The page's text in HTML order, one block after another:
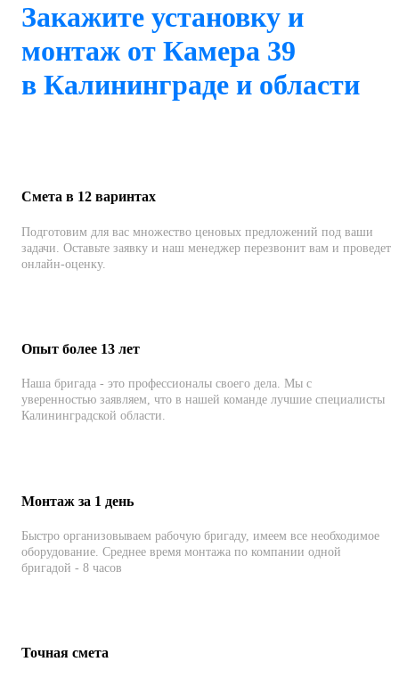
Закажите установку и
монтаж от Камера 39
в Калининграде и области
Смета в 12 варинтах
Подготовим для вас множество ценовых предложений под ваши
задачи. Оставьте заявку и наш менеджер перезвонит вам и проведет
онлайн-оценку.
Опыт более 13 лет
Наша бригада - это профессионалы своего дела. Мы с
уверенностью заявляем, что в нашей команде лучшие специалисты
Калининградской области.
Монтаж за 1 день
Быстро организовываем рабочую бригаду, имеем все необходимое
оборудование. Среднее время монтажа по компании одной
бригадой - 8 часов
Точная смета